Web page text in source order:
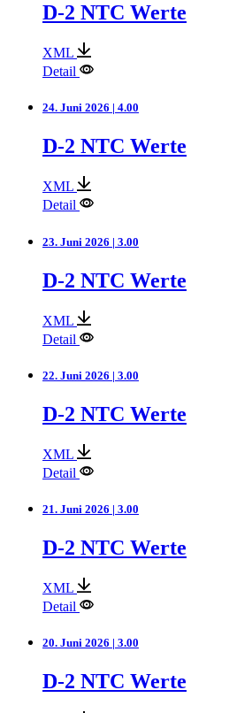
D-2 NTC Werte
XML
Detail
24. Juni 2026 | 4.00
D-2 NTC Werte
XML
Detail
23. Juni 2026 | 3.00
D-2 NTC Werte
XML
Detail
22. Juni 2026 | 3.00
D-2 NTC Werte
XML
Detail
21. Juni 2026 | 3.00
D-2 NTC Werte
XML
Detail
20. Juni 2026 | 3.00
D-2 NTC Werte